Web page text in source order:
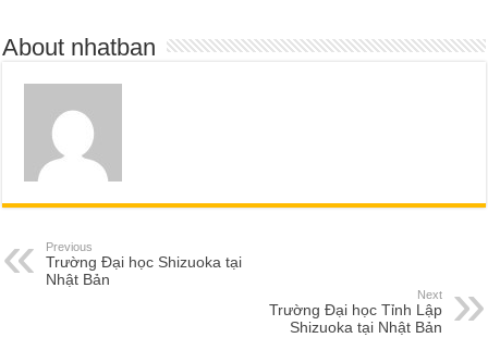
About nhatban
Previous
Trường Đại học Shizuoka tại
Nhật Bản
Next
Trường Đại học Tỉnh Lập
Shizuoka tại Nhật Bản